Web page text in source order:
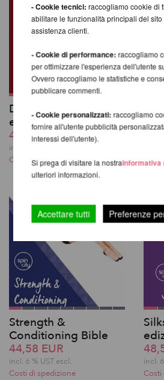
Doubles Pole Bible 2a
edizione
44,58 EUR
incl. 6 % UST escl.
Costi di spedizione
2a
Costi
Strength &
Conditioning Bible
44,58 EUR
incl. 6 % UST escl.
Costi di spedizione
incl.
- Cookie tecnici: raccogliamo cookie di
abilitare le funzionalità principali del
assistenza clienti.
- Cookie di performance: raccogliamo
per ottimizzare l'esperienza dell'utente
Ovvero raccogliamo le statistiche e
pubblicare commenti.
- Cookie personalizzati: raccogliamo
fornire all'utente pubblicità
interessi dell'utente).
Si prega di visitare la nostraInformativa
ulteriori informazioni.
Accettare tutti Preferenze